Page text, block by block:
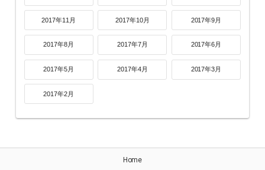
2017年11月 2017年10月 2017年9月
2017年8月 2017年7月 2017年6月
2017年5月 2017年4月 2017年3月
2017年2月
Home